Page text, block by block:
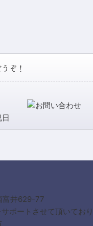
ぞ！
富井629-77
ポートさせて頂いており